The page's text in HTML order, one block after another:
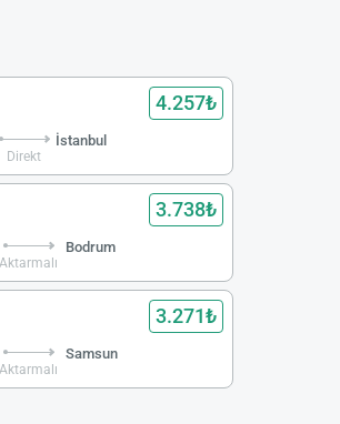
4.257₺
Direkt
İstanbul
3.738₺
Aktarmalı
Bodrum
3.271₺
Aktarmalı
Samsun